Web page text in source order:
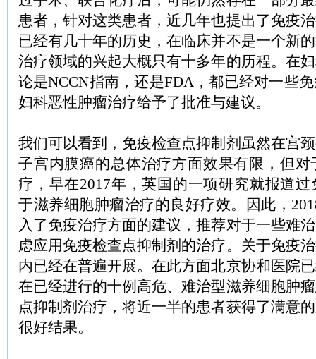
患者，针对这类患者，近几年也提出了免疫
已经有几十年的历史，在临床并不是一个新
治疗领域的兴起大概只有十多年的历程。在
论是NCCN指南，还是FDA，都已经对一些
妇科恶性肿瘤治疗给予了批准与建议。
我们可以看到，免疫检查点抑制剂虽然在宫
子宫内膜癌的总体治疗方面效果有限，但
疗，早在2017年，英国的一项研究就报道
于滋养细胞肿瘤治疗的良好疗效。因此，
入了免疫治疗方面的建议，推荐对于一些难
虑应用免疫检查点抑制剂的治疗。关于免疫
内已经在普遍开展。在此方面北京协和医院
在已经进行的十例高危、难治型滋养细胞肿
点抑制剂治疗，将近一半的患者获得了满意
很好结果。